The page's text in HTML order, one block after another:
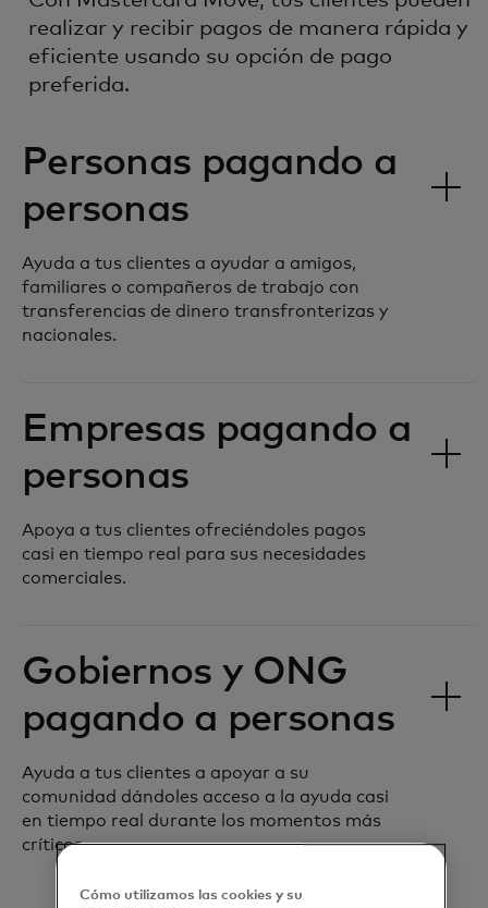
realizar y recibir pagos de manera rápida y
eficiente usando su opción de pago
preferida.
Personas pagando a
personas
Ayuda a tus clientes a ayudar a amigos,
familiares o compañeros de trabajo con
transferencias de dinero transfronterizas y
nacionales.
Empresas pagando a
personas
Apoya a tus clientes ofreciéndoles pagos
casi en tiempo real para sus necesidades
comerciales.
Gobiernos y ONG
pagando a personas
Ayuda a tus clientes a apoyar a su
comunidad dándoles acceso a la ayuda casi
en tiempo real durante los momentos más
críticos.
Cómo utilizamos las cookies y su